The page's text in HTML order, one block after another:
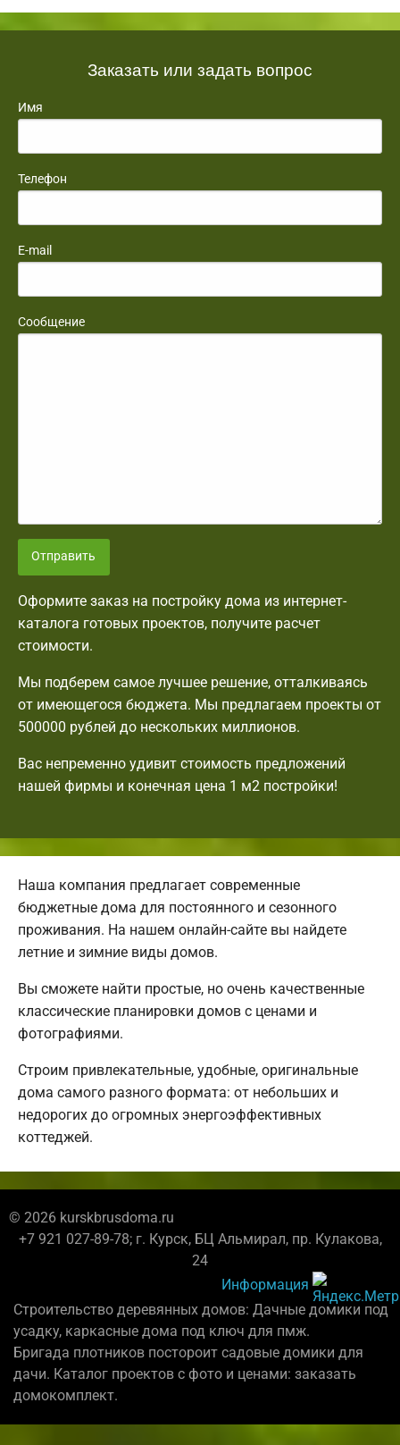
Заказать или задать вопрос
Имя
Телефон
E-mail
Сообщение
Отправить
Оформите заказ на постройку дома из интернет-
каталога готовых проектов, получите расчет
стоимости.
Мы подберем самое лучшее решение, отталкиваясь
от имеющегося бюджета. Мы предлагаем проекты от
500000 рублей до нескольких миллионов.
Вас непременно удивит стоимость предложений
нашей фирмы и конечная цена 1 м2 постройки!
Наша компания предлагает современные
бюджетные дома для постоянного и сезонного
проживания. На нашем онлайн-сайте вы найдете
летние и зимние виды домов.
Вы сможете найти простые, но очень качественные
классические планировки домов с ценами и
фотографиями.
Строим привлекательные, удобные, оригинальные
дома самого разного формата: от небольших и
недорогих до огромных энергоэффективных
коттеджей.
© 2026 kurskbrusdoma.ru
+7 921 027-89-78; г. Курск, БЦ Альмирал, пр. Кулакова,
24
Информация
Строительство деревянных домов: Дачные домики под
усадку, каркасные дома под ключ для пмж.
Бригада плотников постороит садовые домики для
дачи. Каталог проектов с фото и ценами: заказать
домокомплект.